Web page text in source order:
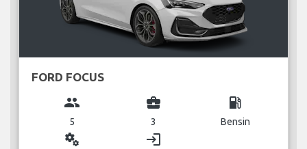
FORD FOCUS
group
5
business_center
3
local_gas_station
Bensin
miscellaneous_services login